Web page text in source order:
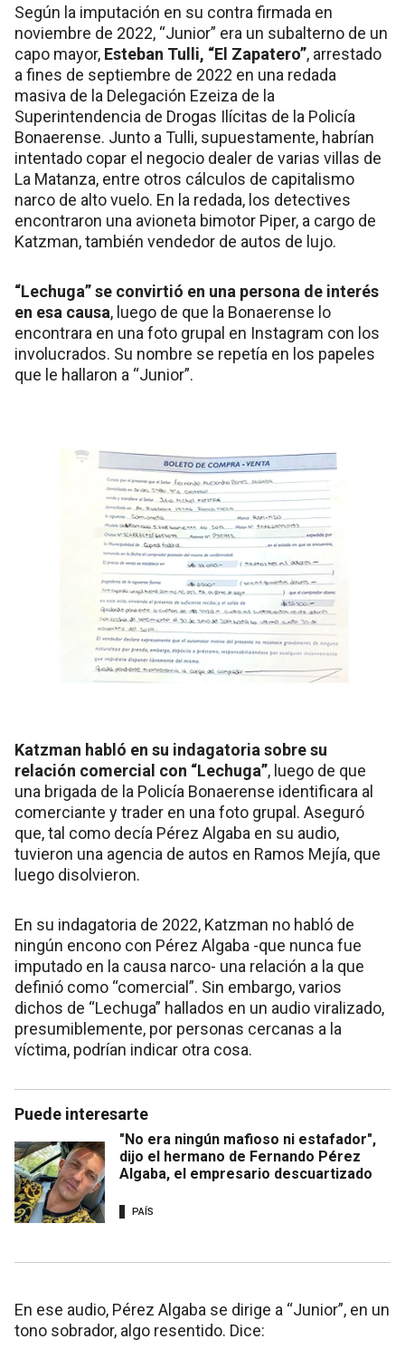
Según la imputación en su contra firmada en
noviembre de 2022, “Junior” era un subalterno de un
capo mayor, Esteban Tulli, “El Zapatero”, arrestado
a fines de septiembre de 2022 en una redada
masiva de la Delegación Ezeiza de la
Superintendencia de Drogas Ilícitas de la Policía
Bonaerense. Junto a Tulli, supuestamente, habrían
intentado copar el negocio dealer de varias villas de
La Matanza, entre otros cálculos de capitalismo
narco de alto vuelo. En la redada, los detectives
encontraron una avioneta bimotor Piper, a cargo de
Katzman, también vendedor de autos de lujo.
“Lechuga” se convirtió en una persona de interés
en esa causa, luego de que la Bonaerense lo
encontrara en una foto grupal en Instagram con los
involucrados. Su nombre se repetía en los papeles
que le hallaron a “Junior”.
Katzman habló en su indagatoria sobre su
relación comercial con “Lechuga”, luego de que
una brigada de la Policía Bonaerense identificara al
comerciante y trader en una foto grupal. Aseguró
que, tal como decía Pérez Algaba en su audio,
tuvieron una agencia de autos en Ramos Mejía, que
luego disolvieron.
En su indagatoria de 2022, Katzman no habló de
ningún encono con Pérez Algaba -que nunca fue
imputado en la causa narco- una relación a la que
definió como “comercial”. Sin embargo, varios
dichos de “Lechuga” hallados en un audio viralizado,
presumiblemente, por personas cercanas a la
víctima, podrían indicar otra cosa.
Puede interesarte
"No era ningún mafioso ni estafador",
dijo el hermano de Fernando Pérez
Algaba, el empresario descuartizado
PAÍS
En ese audio, Pérez Algaba se dirige a “Junior”, en un
tono sobrador, algo resentido. Dice: